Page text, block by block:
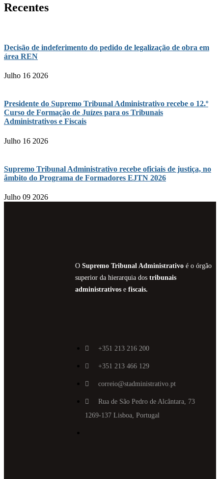
Recentes
Decisão de indeferimento do pedido de legalização de obra em
área REN
Julho 16 2026
Presidente do Supremo Tribunal Administrativo recebe o 12.º
Curso de Formação de Juízes para os Tribunais
Administrativos e Fiscais
Julho 16 2026
Supremo Tribunal Administrativo recebe oficiais de justiça, no
âmbito do Programa de Formadores EJTN 2026
Julho 09 2026
O Supremo Tribunal Administrativoé o órgão
superior da hierarquia dos tribunais
administrativose fiscais.
+351 213 216 200
+351 213 466 129
correio@stadministrativo.pt
Rua de São Pedro de Alcântara, 73
1269-137 Lisboa, Portugal